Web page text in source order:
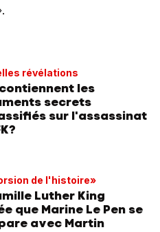
révélations
les
secrets
sur l'assassinat
de l'histoire»
Luther King
que Marine Le Pen se
avec Martin